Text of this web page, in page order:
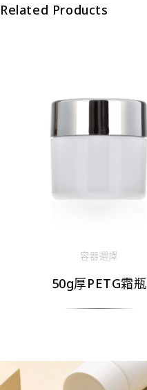
Related Products
容器選擇
50g厚PETG霜瓶